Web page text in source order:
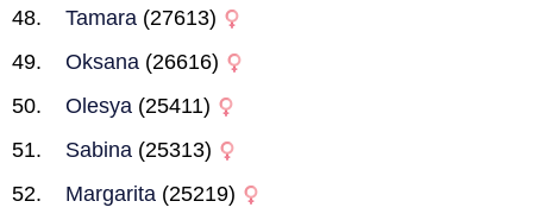
Tamara (27613)
Oksana (26616)
Olesya (25411)
Sabina (25313)
Margarita (25219)